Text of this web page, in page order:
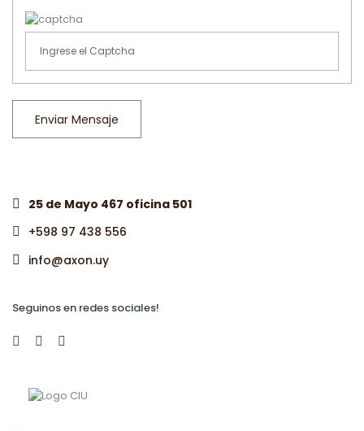
Enviar Mensaje
25 de Mayo 467 oficina 501
+598 97 438 556
info@axon.uy
Seguinos en redes sociales!